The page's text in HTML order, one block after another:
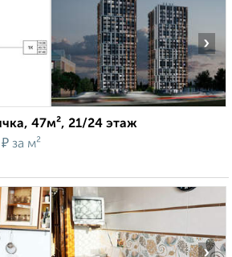
›
47м², 21/24 этаж
₽ за м²
›